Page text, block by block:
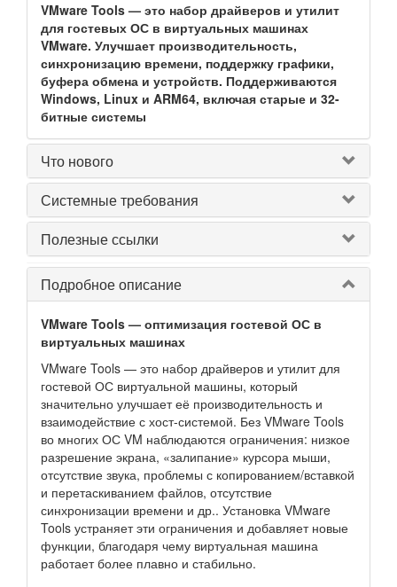
VMware Tools — это набор драйверов и утилит
для гостевых ОС в виртуальных машинах
VMware. Улучшает производительность,
синхронизацию времени, поддержку графики,
буфера обмена и устройств. Поддерживаются
Windows, Linux и ARM64, включая старые и 32-
битные системы
Что нового
Системные требования
Полезные ссылки
Подробное описание
VMware Tools — оптимизация гостевой ОС в
виртуальных машинах
VMware Tools — это набор драйверов и утилит для
гостевой ОС виртуальной машины, который
значительно улучшает её производительность и
взаимодействие с хост-системой. Без VMware Tools
во многих ОС VM наблюдаются ограничения: низкое
разрешение экрана, «залипание» курсора мыши,
отсутствие звука, проблемы с копированием/вставкой
и перетаскиванием файлов, отсутствие
синхронизации времени и др.. Установка VMware
Tools устраняет эти ограничения и добавляет новые
функции, благодаря чему виртуальная машина
работает более плавно и стабильно.